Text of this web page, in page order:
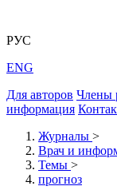
РУС
ENG
Для авторов Члены
информация
Журналы >
Врач и
Темы >
прогноз